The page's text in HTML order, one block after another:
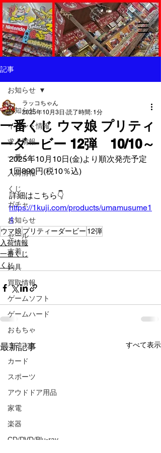
記事
お知らせ
イベント情報
求人情報
一番くじ
入荷情報
くじ
ガチャ
お知らせ
セール
古着
釣具
買取情報
ゲームソフト
ゲームハード
おもちゃ
コミック
カード
スポーツ
アウドドア用品
家電
楽器
CD/DVD/Blu-ray
お知らせ
一番くじ ウマ娘 プリティ
ーダービー 12弾 10/10～
ラッコちゃん
2025年10月3日 読了時間: 1分
2025年10月10日(金)より順次発売予定
1回890円(税10％込)
詳細はこちら👇️
https://1kuji.com/products/umamusume1
4
ウマ娘 プリティーダービー 12弾
入荷情報
一番くじ
くじ
最新記事 すべて表示